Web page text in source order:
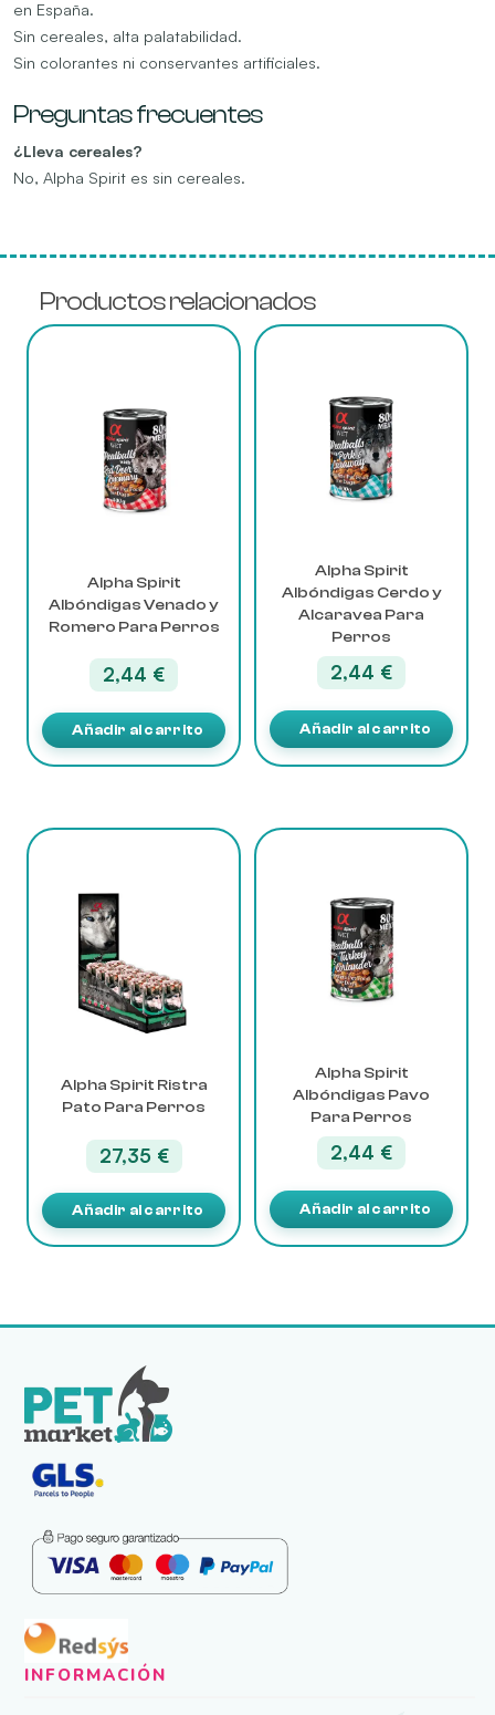
en España.
Sin cereales, alta palatabilidad.
Sin colorantes ni conservantes artificiales.
Preguntas frecuentes
¿Lleva cereales?
No, Alpha Spirit es sin cereales.
Productos relacionados
Alpha Spirit
Albóndigas Venado y
Romero Para Perros
2,44 €
Añadir al carrito
Alpha Spirit
Albóndigas Cerdo y
Alcaravea Para
Perros
2,44 €
Añadir al carrito
Alpha Spirit Ristra
Pato Para Perros
27,35 €
Añadir al carrito
Alpha Spirit
Albóndigas Pavo
Para Perros
2,44 €
Añadir al carrito